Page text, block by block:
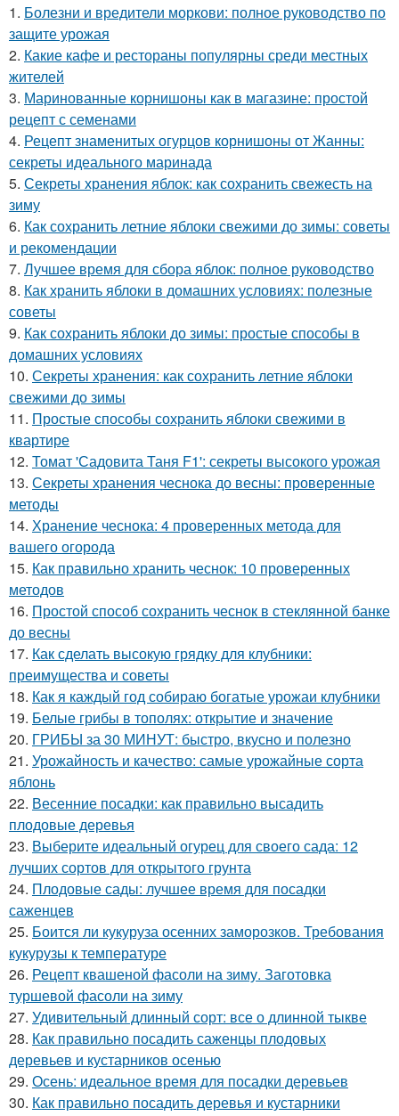
1. Болезни и вредители моркови: полное руководство по
защите урожая
2. Какие кафе и рестораны популярны среди местных
жителей
3. Маринованные корнишоны как в магазине: простой
рецепт с семенами
4. Рецепт знаменитых огурцов корнишоны от Жанны:
секреты идеального маринада
5. Секреты хранения яблок: как сохранить свежесть на
зиму
6. Как сохранить летние яблоки свежими до зимы: советы
и рекомендации
7. Лучшее время для сбора яблок: полное руководство
8. Как хранить яблоки в домашних условиях: полезные
советы
9. Как сохранить яблоки до зимы: простые способы в
домашних условиях
10. Секреты хранения: как сохранить летние яблоки
свежими до зимы
11. Простые способы сохранить яблоки свежими в
квартире
12. Томат 'Садовита Таня F1': секреты высокого урожая
13. Секреты хранения чеснока до весны: проверенные
методы
14. Хранение чеснока: 4 проверенных метода для
вашего огорода
15. Как правильно хранить чеснок: 10 проверенных
методов
16. Простой способ сохранить чеснок в стеклянной банке
до весны
17. Как сделать высокую грядку для клубники:
преимущества и советы
18. Как я каждый год собираю богатые урожаи клубники
19. Белые грибы в тополях: открытие и значение
20. ГРИБЫ за 30 МИНУТ: быстро, вкусно и полезно
21. Урожайность и качество: самые урожайные сорта
яблонь
22. Весенние посадки: как правильно высадить
плодовые деревья
23. Выберите идеальный огурец для своего сада: 12
лучших сортов для открытого грунта
24. Плодовые сады: лучшее время для посадки
саженцев
25. Боится ли кукуруза осенних заморозков. Требования
кукурузы к температуре
26. Рецепт квашеной фасоли на зиму. Заготовка
туршевой фасоли на зиму
27. Удивительный длинный сорт: все о длинной тыкве
28. Как правильно посадить саженцы плодовых
деревьев и кустарников осенью
29. Осень: идеальное время для посадки деревьев
30. Как правильно посадить деревья и кустарники